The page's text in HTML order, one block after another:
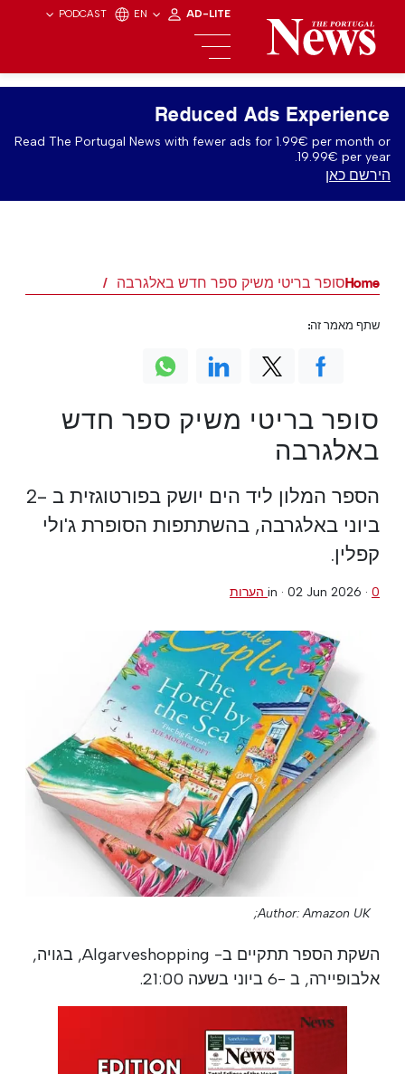
PODCAST EN AD-LITE
Reduced Ads Experience
Read The Portugal News with fewer ads for 1.99€ per month or
19.99€ per year.
הירשם כאן
Homeסופר בריטי משיק ספר חדש באלגרבה
סופר בריטי משיק ספר חדש
באלגרבה
הספר המלון ליד הים יושק בפורטוגזית ב -2
ביוני באלגרבה, בהשתתפות הסופרת ג'ולי
קפלין.
in · 02 Jun 2026 · 0 הערות
Author: Amazon UK;
השקת הספר תתקיים ב- Algarveshopping, בגויה,
אלבופיירה, ב -6 ביוני בשעה 21:00.
שתף מאמר זה: